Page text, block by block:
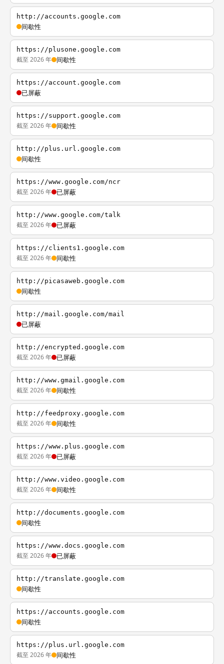
http://accounts.google.com
间歇性
https://plusone.google.com
截至 2026 年 间歇性
https://account.google.com
已屏蔽
https://support.google.com
截至 2026 年 间歇性
http://plus.url.google.com
间歇性
https://www.google.com/ncr
截至 2026 年 已屏蔽
http://www.google.com/talk
截至 2026 年 已屏蔽
https://clients1.google.com
截至 2026 年 间歇性
http://picasaweb.google.com
间歇性
http://mail.google.com/mail
已屏蔽
http://encrypted.google.com
截至 2026 年 已屏蔽
http://www.gmail.google.com
截至 2026 年 间歇性
http://feedproxy.google.com
截至 2026 年 间歇性
https://www.plus.google.com
截至 2026 年 已屏蔽
http://www.video.google.com
截至 2026 年 间歇性
http://documents.google.com
间歇性
https://www.docs.google.com
截至 2026 年 已屏蔽
http://translate.google.com
间歇性
https://accounts.google.com
间歇性
https://plus.url.google.com
截至 2026 年 间歇性